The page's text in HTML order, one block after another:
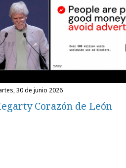
30 de junio 2026
Corazón de León